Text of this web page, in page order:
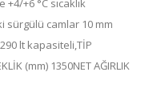
+6 °C sıcaklık
sürgülü camlar 10 mm
290 lt kapasiteli,TİP
(mm) 1350NET AĞIRLIK